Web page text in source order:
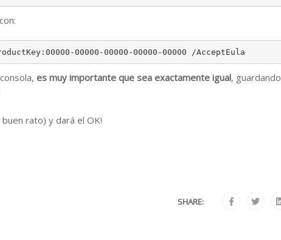
00000-00000-00000-00000 /AcceptEula
es muy importante que sea exactamente igual, guardando
rato) y dará el OK!
SHARE: